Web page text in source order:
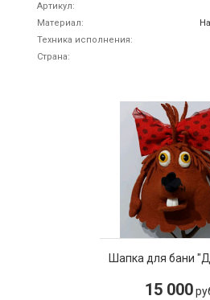
Артикул
Материал
Техника исполнения
Страна
Шапка для бани
15 000